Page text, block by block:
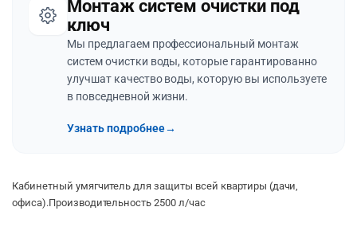
Монтаж систем очистки под
ключ
Мы предлагаем профессиональный монтаж
систем очистки воды, которые гарантированно
улучшат качество воды, которую вы используете
в повседневной жизни.
Узнать подробнее→
Кабинетный умягчитель для защиты всей квартиры (дачи,
офиса).Производительность 2500 л/час